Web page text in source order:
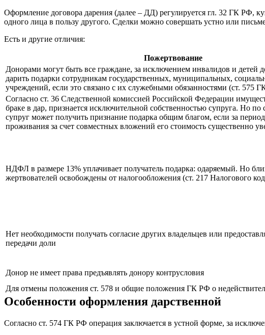
Оформление договора дарения (далее – ДД) регулируется гл. 32 ГК РФ,
одного лица в пользу другого. Сделки можно совершать устно или
Есть и другие отличия:
Пожертвование
Донорами могут быть все граждане, за исключением инвалидов и детей
дарить подарки сотрудникам государственных, муниципальных,
учреждений, если это связано с их служебными обязанностями (ст. 575
Согласно ст. 36 Следственной комиссией Российской Федерации
браке в дар, признается исключительной собственностью супруга. Но
супруг может получить признание подарка общим благом, если за
проживания за счет совместных вложений его стоимость существенно
НДФЛ в размере 13% уплачивает получатель подарка: одаряемый. Но
жертвователей освобождены от налогообложения (ст. 217 Налогового
Нет необходимости получать согласие других владельцев или
передачи доли
Донор не имеет права предъявлять донору контрусловия
Для отмены положения ст. 578 и общие положения ГК РФ о
Особенности оформления дарственной
Согласно ст. 574 ГК РФ операция заключается в устной форме, за